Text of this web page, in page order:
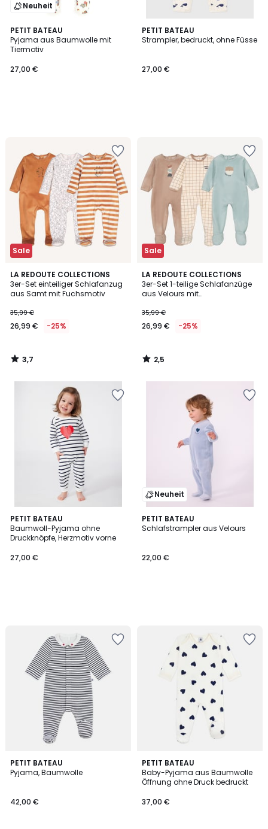
Neuheit
PETIT BATEAU
Pyjama aus Baumwolle mit
Tiermotiv
27,00 €
PETIT BATEAU
Strampler, bedruckt, ohne Füsse
27,00 €
Sale
LA REDOUTE COLLECTIONS
3er-Set einteiliger Schlafanzug
aus Samt mit Fuchsmotiv
35,99 €
26,99 € -25%
3,7
/ 5
3,7
/
Sale
LA REDOUTE COLLECTIONS
3er-Set 1-teilige Schlafanzüge
aus Velours mit
35,99 €
26,99 € -25%
2,5
/ 5
2,5
/
PETIT BATEAU
Baumwoll-Pyjama ohne
Druckknöpfe, Herzmotiv vorne
27,00 €
Neuheit
PETIT BATEAU
Schlafstrampler aus Velours
22,00 €
PETIT BATEAU
Pyjama, Baumwolle
42,00 €
PETIT BATEAU
Baby-Pyjama aus Baumwolle
Öffnung ohne Druck bedruckt
37,00 €